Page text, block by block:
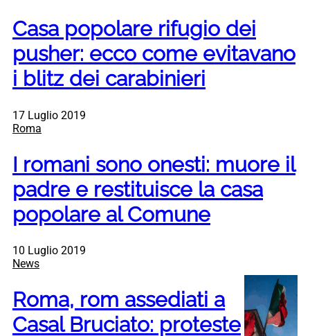
Casa popolare rifugio dei
pusher: ecco come evitavano
i blitz dei carabinieri
17 Luglio 2019
Roma
I romani sono onesti: muore il
padre e restituisce la casa
popolare al Comune
10 Luglio 2019
News
Roma, rom assediati a
Casal Bruciato: proteste